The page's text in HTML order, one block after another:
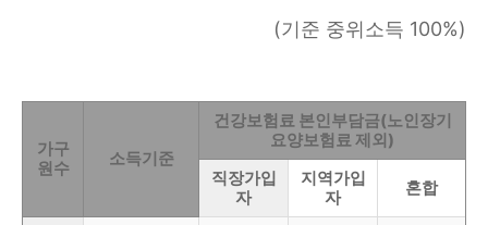
(기준 중위소득 100%)
가구
원수
소득기준
건강보험료 본인부담금(노인장기
요양보험료 제외)
직장가입
자
지역가입
자
혼합